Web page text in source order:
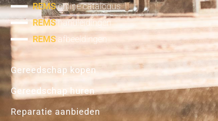
REMSonline catalogus
REMShandleidingen
REMS afbeeldingen
Gereedschap kopen
Gereedschap huren
Reparatie aanbieden